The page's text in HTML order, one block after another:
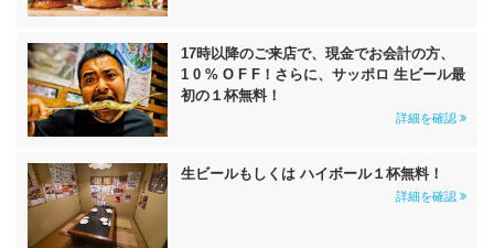
17時以降のご来店で、現金でお会計の方、
1 0 % O F F！さらに、サッポロ 生ビール最
初の１杯無料！
詳細を確認
生ビールもしくは ハイボール１杯無料！
詳細を確認